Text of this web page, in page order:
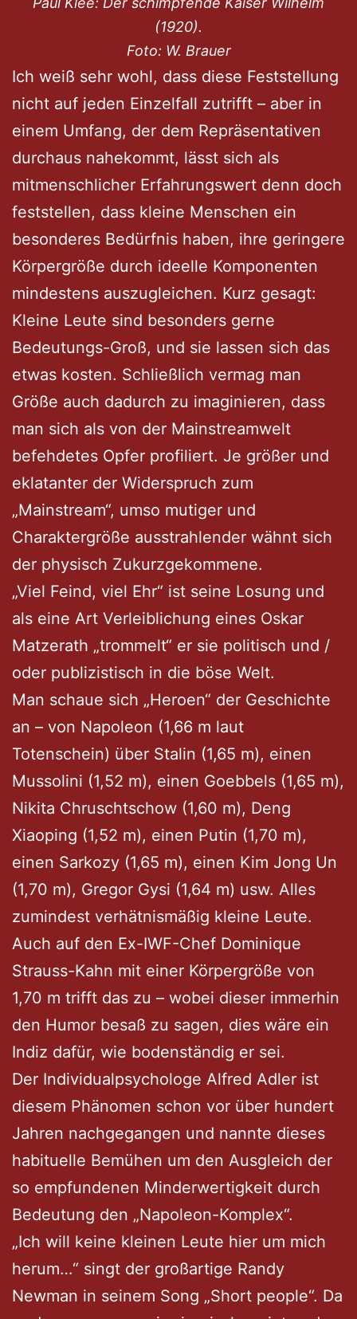
(1920).
Foto: W. Brauer
Ich weiß sehr wohl, dass diese Feststellung
nicht auf jeden Einzelfall zutrifft – aber in
einem Umfang, der dem Repräsentativen
durchaus nahekommt, lässt sich als
mitmenschlicher Erfahrungswert denn doch
feststellen, dass kleine Menschen ein
besonderes Bedürfnis haben, ihre geringere
Körpergröße durch ideelle Komponenten
mindestens auszugleichen. Kurz gesagt:
Kleine Leute sind besonders gerne
Bedeutungs-Groß, und sie lassen sich das
etwas kosten. Schließlich vermag man
Größe auch dadurch zu imaginieren, dass
man sich als von der Mainstreamwelt
befehdetes Opfer profiliert. Je größer und
eklatanter der Widerspruch zum
„Mainstream“, umso mutiger und
Charaktergröße ausstrahlender wähnt sich
der physisch Zukurzgekommene.
„Viel Feind, viel Ehr“ ist seine Losung und
als eine Art Verleiblichung eines Oskar
Matzerath „trommelt“ er sie politisch und /
oder publizistisch in die böse Welt.
Man schaue sich „Heroen“ der Geschichte
an – von Napoleon (1,66 m laut
Totenschein) über Stalin (1,65 m), einen
Mussolini (1,52 m), einen Goebbels (1,65 m),
Nikita Chruschtschow (1,60 m), Deng
Xiaoping (1,52 m), einen Putin (1,70 m),
einen Sarkozy (1,65 m), einen Kim Jong Un
(1,70 m), Gregor Gysi (1,64 m) usw. Alles
zumindest verhätnismäßig kleine Leute.
Auch auf den Ex-IWF-Chef Dominique
Strauss-Kahn mit einer Körpergröße von
1,70 m trifft das zu – wobei dieser immerhin
den Humor besaß zu sagen, dies wäre ein
Indiz dafür, wie bodenständig er sei.
Der Individualpsychologe Alfred Adler ist
diesem Phänomen schon vor über hundert
Jahren nachgegangen und nannte dieses
habituelle Bemühen um den Ausgleich der
so empfundenen Minderwertigkeit durch
Bedeutung den „Napoleon-Komplex“.
„Ich will keine kleinen Leute hier um mich
herum…“ singt der großartige Randy
Newman in seinem Song „Short people“. Da